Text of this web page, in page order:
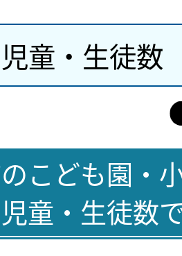
童・生徒数
こども園・
童・生徒数